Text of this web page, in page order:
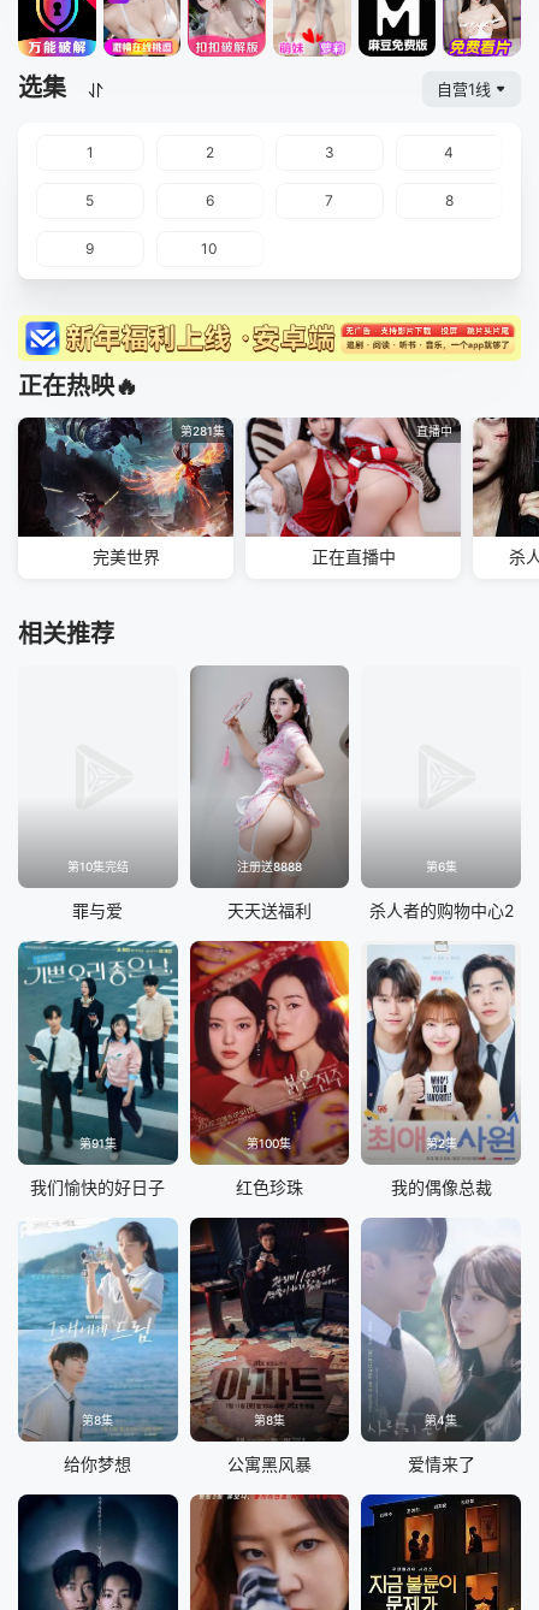
选集 自营1线
1 2 3 4
5 6 7 8
9 10
正在热映🔥
第281集
完美世界
直播中
正在直播中 杀
相关推荐
第10集完结
罪与爱
注册送8888
天天送福利
第6集
杀人者的购物中心2
第91集
我们愉快的好日子
第100集
红色珍珠
第2集
我的偶像总裁
第8集
给你梦想
第8集
公寓黑风暴
第4集
爱情来了